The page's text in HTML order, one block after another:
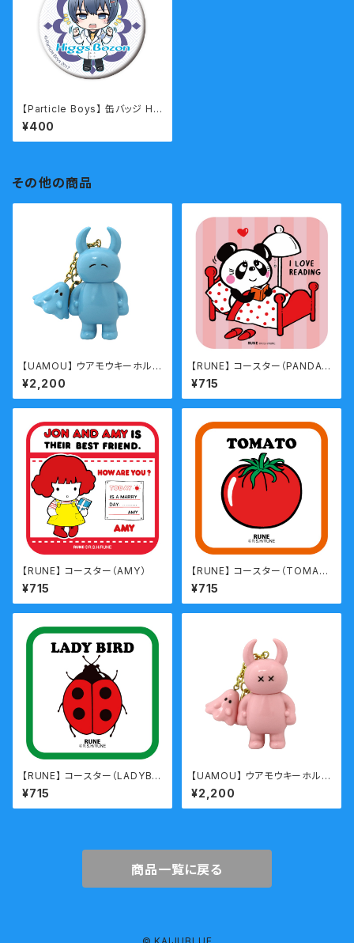
【Particle Boys】 缶バッジ Hi
ggs Bozon ちび２
¥400
その他の商品
【UAMOU】 ウアモウキーホルダ
ー パステルブルー
¥2,200
【RUNE】 コースター（PANDA/
bed）
¥715
【RUNE】 コースター（AMY）
¥715
【RUNE】 コースター（TOMAT
O)
¥715
【RUNE】 コースター（LADYBIR
D）
¥715
【UAMOU】 ウアモウキーホルダ
ー パステルピンク あいたっ
¥2,200
商品一覧に戻る